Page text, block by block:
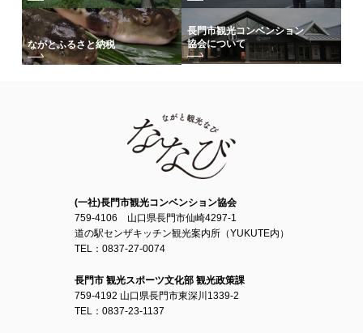
ます。
【開館時間】9:00-17:00(最終入館16:30)
【休館日】毎週火曜日（祝日の場合は開館し、翌平日休館）
【料金】一般500円／小中高校生200円
ながとふるさと納税
長門市観光コンベンション
協会について
(一社)長門市観光コンベンション協会
759-4106 山口県長門市仙崎4297-1
道の駅センザキッチン観光案内所（YUKUTE内）
TEL：0837-27-0074
長門市 観光スポーツ文化部 観光政策課
759-4192 山口県長門市東深川1339-2
TEL：0837-23-1137